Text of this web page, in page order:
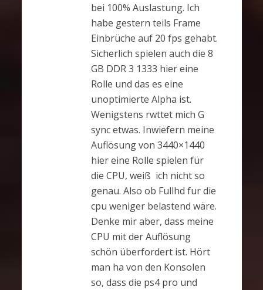
bei 100% Auslastung. Ich
habe gestern teils Frame
Einbrüche auf 20 fps gehabt.
Sicherlich spielen auch die 8
GB DDR 3 1333 hier eine
Rolle und das es eine
unoptimierte Alpha ist.
Wenigstens rwttet mich G
sync etwas. Inwiefern meine
Auflösung von 3440×1440
hier eine Rolle spielen für
die CPU, weiß ich nicht so
genau. Also ob Fullhd fur die
cpu weniger belastend wäre.
Denke mir aber, dass meine
CPU mit der Auflösung
schön überfordert ist. Hört
man ha von den Konsolen
so, dass die ps4 pro und